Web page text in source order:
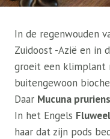
In de regenwouden
Zuidoost -Azië en in
groeit een klimplant
buitengewoon
Daar Mucuna pruriens
In het Engels
haar dat zijn pods